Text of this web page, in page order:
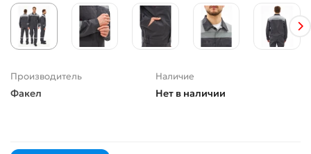
Производитель
Факел
Наличие
Нет в наличии